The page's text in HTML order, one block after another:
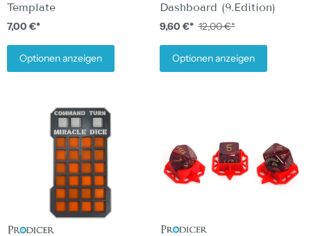
Template
7,00 €*
Optionen anzeigen
Dashboard (9.Edition)
9,60 €* 12,00 €*
Optionen anzeigen